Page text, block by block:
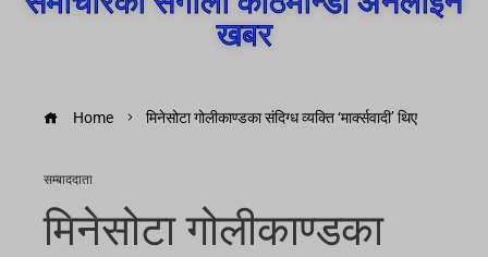
खबर
Home मिनेसोटा गोलीकाण्डका संदिग्ध व्यक्ति ‘मार्क्सवादी’ थिए
सम्बाददाता
मिनेसोटा गोलीकाण्डका